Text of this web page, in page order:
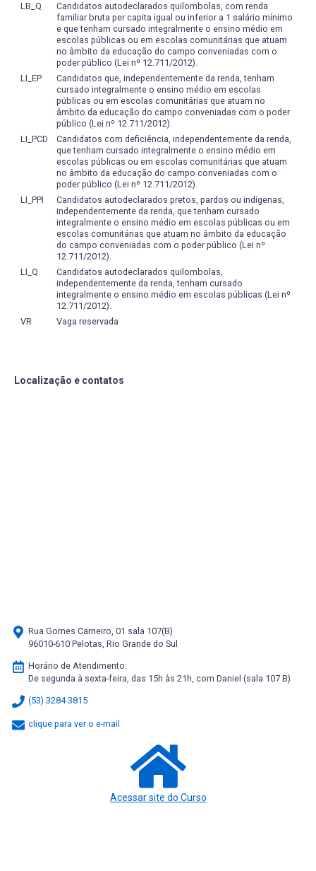
LB_Q
Candidatos autodeclarados quilombolas, com renda
familiar bruta per capita igual ou inferior a 1 salário mínimo
e que tenham cursado integralmente o ensino médio em
escolas públicas ou em escolas comunitárias que atuam
no âmbito da educação do campo conveniadas com o
poder público (Lei nº 12.711/2012).
LI_EP
Candidatos que, independentemente da renda, tenham
cursado integralmente o ensino médio em escolas
públicas ou em escolas comunitárias que atuam no
âmbito da educação do campo conveniadas com o poder
público (Lei nº 12.711/2012).
LI_PCD
Candidatos com deficiência, independentemente da renda,
que tenham cursado integralmente o ensino médio em
escolas públicas ou em escolas comunitárias que atuam
no âmbito da educação do campo conveniadas com o
poder público (Lei nº 12.711/2012).
LI_PPI
Candidatos autodeclarados pretos, pardos ou indígenas,
independentemente da renda, que tenham cursado
integralmente o ensino médio em escolas públicas ou em
escolas comunitárias que atuam no âmbito da educação
do campo conveniadas com o poder público (Lei nº
12.711/2012).
LI_Q
Candidatos autodeclarados quilombolas,
independentemente da renda, tenham cursado
integralmente o ensino médio em escolas públicas (Lei nº
12.711/2012).
VR
Vaga reservada
Localização e contatos
Rua Gomes Carneiro, 01 sala 107(B)
96010-610 Pelotas, Rio Grande do Sul
Horário de Atendimento:
De segunda à sexta-feira, das 15h às 21h, com Daniel (sala 107 B)
(53) 3284 3815
clique para ver o e-mail
Acessar site do Curso